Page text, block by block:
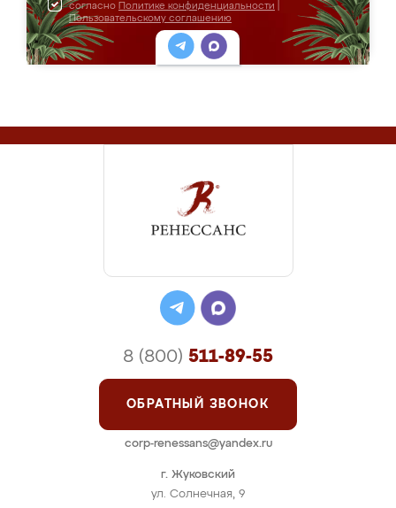
согласно Политике конфиденциальности
Пользовательскому соглашению
г. Жуковский
ул. Солнечная, 9
8 (800) 511-89-55
ОБРАТНЫЙ ЗВОНОК
corp-renessans@yandex.ru